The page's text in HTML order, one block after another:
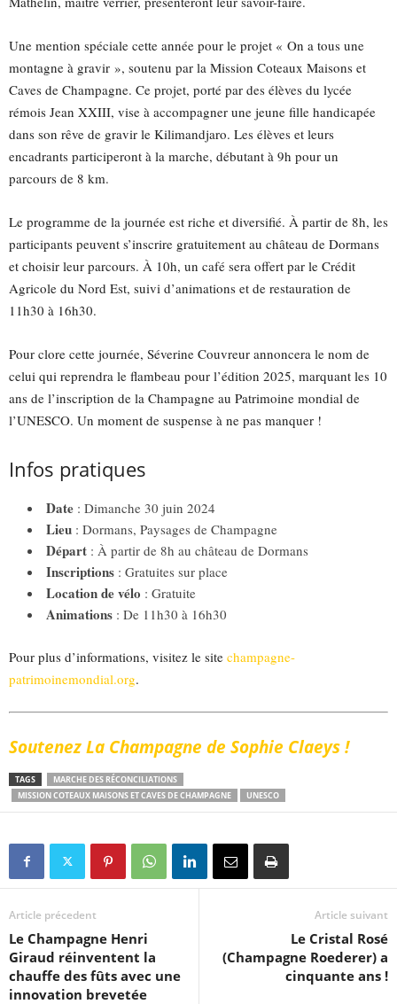
Une mention spéciale cette année pour le projet « On a tous une
montagne à gravir », soutenu par la Mission Coteaux Maisons et
Caves de Champagne. Ce projet, porté par des élèves du lycée
rémois Jean XXIII, vise à accompagner une jeune fille handicapée
dans son rêve de gravir le Kilimandjaro. Les élèves et leurs
encadrants participeront à la marche, débutant à 9h pour un
parcours de 8 km.
Le programme de la journée est riche et diversifié. À partir de 8h, les
participants peuvent s’inscrire gratuitement au château de Dormans
et choisir leur parcours. À 10h, un café sera offert par le Crédit
Agricole du Nord Est, suivi d’animations et de restauration de
11h30 à 16h30.
Pour clore cette journée, Séverine Couvreur annoncera le nom de
celui qui reprendra le flambeau pour l’édition 2025, marquant les 10
ans de l’inscription de la Champagne au Patrimoine mondial de
l’UNESCO. Un moment de suspense à ne pas manquer !
Infos pratiques
Date : Dimanche 30 juin 2024
Lieu : Dormans, Paysages de Champagne
Départ : À partir de 8h au château de Dormans
Inscriptions : Gratuites sur place
Location de vélo : Gratuite
Animations : De 11h30 à 16h30
Pour plus d’informations, visitez le site champagne-
patrimoinemondial.org.
Soutenez La Champagne de Sophie Claeys !
TAGS
MARCHE DES RÉCONCILIATIONS
MISSION COTEAUX MAISONS ET CAVES DE CHAMPAGNE
UNESCO
Article précedent
Le Champagne Henri
Giraud réinventent la
chauffe des fûts avec une
innovation brevetée
Article suivant
Le Cristal Rosé
(Champagne Roederer) a
cinquante ans !